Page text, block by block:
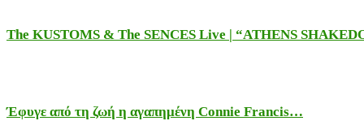
The KUSTOMS & The SENCES Live | “ATHENS
Έφυγε από τη ζωή η αγαπημένη Connie Francis…